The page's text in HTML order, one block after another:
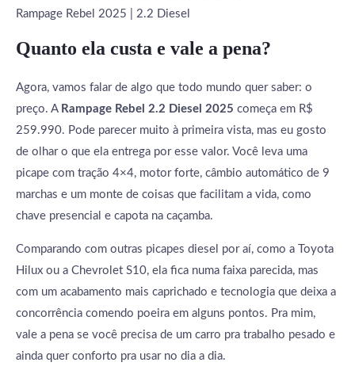
Rampage Rebel 2025 | 2.2 Diesel
Quanto ela custa e vale a pena?
Agora, vamos falar de algo que todo mundo quer saber: o
preço. A Rampage Rebel 2.2 Diesel 2025 começa em R$
259.990. Pode parecer muito à primeira vista, mas eu gosto
de olhar o que ela entrega por esse valor. Você leva uma
picape com tração 4×4, motor forte, câmbio automático de 9
marchas e um monte de coisas que facilitam a vida, como
chave presencial e capota na caçamba.
Comparando com outras picapes diesel por aí, como a Toyota
Hilux ou a Chevrolet S10, ela fica numa faixa parecida, mas
com um acabamento mais caprichado e tecnologia que deixa a
concorrência comendo poeira em alguns pontos. Pra mim,
vale a pena se você precisa de um carro pra trabalho pesado e
ainda quer conforto pra usar no dia a dia.